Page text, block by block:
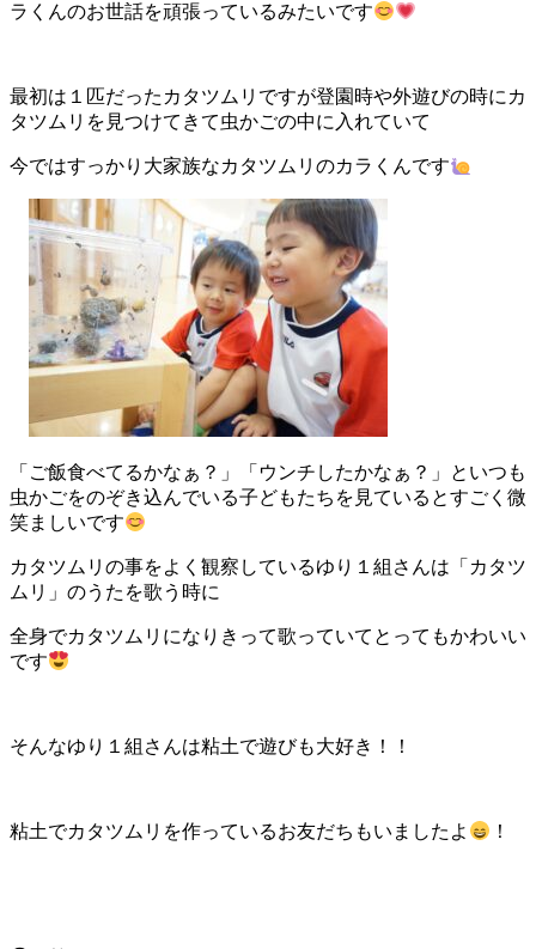
ラくんのお世話を頑張っているみたいです
最初は１匹だったカタツムリですが登園時や外遊びの時にカ
タツムリを見つけてきて虫かごの中に入れていて
今ではすっかり大家族なカタツムリのカラくんです
「ご飯食べてるかなぁ？」「ウンチしたかなぁ？」といつも
虫かごをのぞき込んでいる子どもたちを見ているとすごく微
笑ましいです
カタツムリの事をよく観察しているゆり１組さんは「カタツ
ムリ」のうたを歌う時に
全身でカタツムリになりきって歌っていてとってもかわいい
です
そんなゆり１組さんは粘土で遊びも大好き！！
粘土でカタツムリを作っているお友だちもいましたよ ！